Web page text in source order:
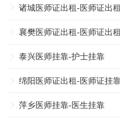
诸城医师证出租-医师证出租
襄樊医师证出租-医师证出租
泰兴医师挂靠-护士挂靠
绵阳医师证出租-医师证挂
萍乡医师挂靠-医生挂靠